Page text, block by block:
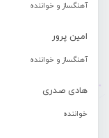
آهنگساز و خواننده
امین پرور
آهنگساز و خواننده
هادی صدری
خواننده